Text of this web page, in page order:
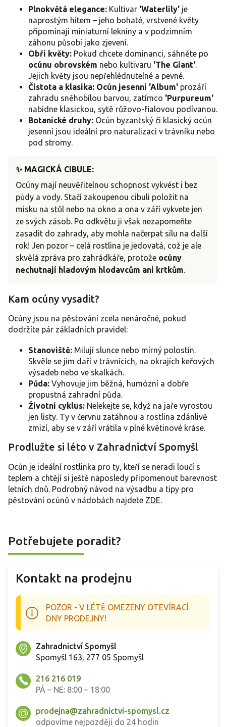
u
Plnokvětá elegance: Kultivar 'Waterlily' je
naprostým hitem – jeho bohaté, vrstvené květy
připomínají miniaturní lekníny a v podzimním
záhonu působí jako zjevení.
Obří květy: Pokud chcete dominanci, sáhněte po
ocúnu obrovském nebo kultivaru 'The Giant'
Jejich květy jsou nepřehlédnutelné a pevné.
Čistota a klasika: Ocún jesenní 'Album' prozáří
zahradu sněhobílou barvou, zatímco 'Purpureum'
nabídne klasickou, sytě růžovo-fialovou podívanou.
Botanické druhy: Ocún byzantský či klasický ocún
jesenní jsou ideální pro naturalizaci v trávníku nebo
pod stromy.
✨ MAGICKÁ CIBULE:
Ocúny mají neuvěřitelnou schopnost vykvést i bez
půdy a vody. Stačí zakoupenou cibuli položit na
misku na stůl nebo na okno a ona v září vykvete jen
ze svých zásob. Po odkvětu ji však nezapomeňte
zasadit do zahrady, aby mohla načerpat sílu na další
rok! Jen pozor – celá rostlina je jedovatá, což je ale
skvělá zpráva pro zahrádkáře, protože ocúny
nechutnají hladovým hlodavcům ani krtkům
Kam ocúny vysadit?
Ocúny jsou na pěstování zcela nenáročné, pokud
dodržíte pár základních pravidel:
Stanoviště: Milují slunce nebo mírný polostín.
Skvěle se jim daří v trávnících, na okrajích keřových
výsadeb nebo ve skalkách.
Půda: Vyhovuje jim běžná, humózní a dobře
propustná zahradní půda.
Životní cyklus: Nelekejte se, když na jaře vyrostou
jen listy. Ty v červnu zatáhnou a rostlina zdánlivě
zmizí, aby se v září vrátila v plné květinové kráse.
Prodlužte si léto v Zahradnictví Spomyšl
Ocún je ideální rostlinka pro ty, kteří se neradi loučí s
teplem a chtějí si ještě naposledy připomenout barevnost
letních dnů. Podrobný návod na výsadbu a tipy pro
pěstování ocúnů v nádobách najdete ZDE.
Potřebujete poradit?
Kontakt na prodejnu
POZOR - V LÉTĚ OMEZENY OTEVÍRACÍ
DNY PRODEJNY!
Zahradnictví Spomyšl
Spomyšl 163, 277 05 Spomyšl
216 216 019
PÁ – NE: 8:00 – 18:00
prodejna@zahradnictvi-spomysl.cz
odpovíme nejpozději do 24 hodin